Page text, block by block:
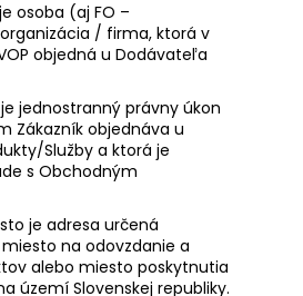
osoba (aj FO –
/ firma, ktorá v
objedná u Dodávateľa
jednostranný právny úkon
Zákazník objednáva u
Služby a ktorá je
s Obchodným
je adresa určená
na odovzdanie a
alebo miesto poskytnutia
území Slovenskej republiky.